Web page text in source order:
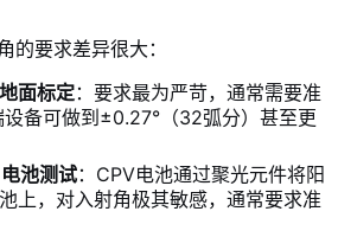
的要求差异很大：
面标定：要求最为严苛，通常需要准
备可做到±0.27°（32弧分）甚至更
池测试：CPV电池通过聚光元件将阳
上，对入射角极其敏感，通常要求准